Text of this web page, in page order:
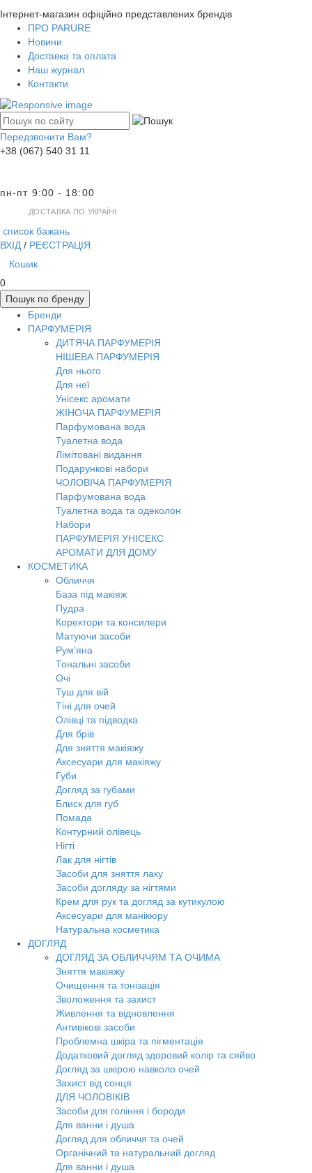
Інтернет-магазин офіційно представлених брендів
ПРО PARURE
Новини
Доставка та оплата
Наш журнал
Контакти
Передзвонити Вам?
+38 (067) 540 31 11
пн-пт 9:00 - 18:00
ДОСТАВКА ПО УКРАЇНІ
список бажань
ВХІД / РЕЄСТРАЦІЯ
Кошик
0
Пошук по бренду
Бренди
ПАРФУМЕРІЯ
ДИТЯЧА ПАРФУМЕРІЯ
НІШЕВА ПАРФУМЕРІЯ
Для нього
Для неї
Унісекс аромати
ЖІНОЧА ПАРФУМЕРІЯ
Парфумована вода
Туалетна вода
Лімітовані видання
Подарункові набори
ЧОЛОВІЧА ПАРФУМЕРІЯ
Парфумована вода
Туалетна вода та одеколон
Набори
ПАРФУМЕРІЯ УНІСЕКС
АРОМАТИ ДЛЯ ДОМУ
КОСМЕТИКА
Обличчя
База під макіяж
Пудра
Коректори та консилери
Матуючи засоби
Рум'яна
Тональні засоби
Очі
Туш для вій
Тіні для очей
Олівці та підводка
Для брів
Для зняття макіяжу
Аксесуари для макіяжу
Губи
Догляд за губами
Блиск для губ
Помада
Контурний олівець
Нігті
Лак для нігтів
Засоби для зняття лаку
Засоби догляду за нігтями
Крем для рук та догляд за кутикулою
Аксесуари для манікюру
Натуральна косметика
ДОГЛЯД
ДОГЛЯД ЗА ОБЛИЧЧЯМ ТА ОЧИМА
Зняття макіяжу
Очищення та тонізація
Зволоження та захист
Живлення та відновлення
Антивікові засоби
Проблемна шкіра та пігментація
Додатковий догляд здоровий колір та сяйво
Догляд за шкірою навколо очей
Захист від сонця
ДЛЯ ЧОЛОВІКІВ
Засоби для гоління і бороди
Для ванни і душа
Догляд для обличчя та очей
Органічний та натуральний догляд
Для ванни і душа